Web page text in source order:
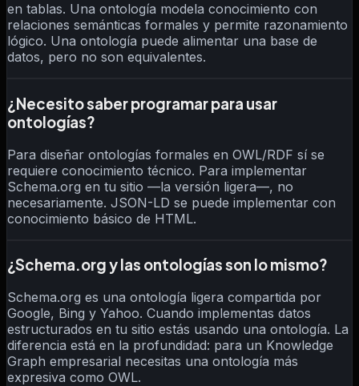
en tablas. Una ontología modela conocimiento con
relaciones semánticas formales y permite razonamiento
lógico. Una ontología puede alimentar una base de
datos, pero no son equivalentes.
¿Necesito saber programar para usar
ontologías?
Para diseñar ontologías formales en OWL/RDF sí se
requiere conocimiento técnico. Para implementar
Schema.org en tu sitio —la versión ligera—, no
necesariamente. JSON-LD se puede implementar con
conocimiento básico de HTML.
¿Schema.org y las ontologías son lo mismo?
Schema.org es una ontología ligera compartida por
Google, Bing y Yahoo. Cuando implementas datos
estructurados en tu sitio estás usando una ontología. La
diferencia está en la profundidad: para un Knowledge
Graph empresarial necesitas una ontología más
expresiva como OWL.